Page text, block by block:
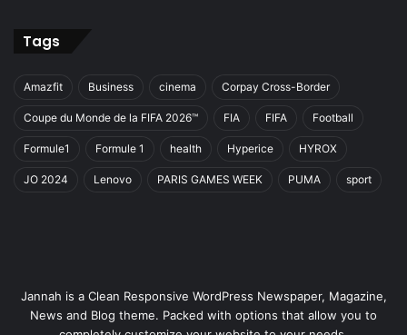
Tags
Amazfit Business cinema Corpay Cross-Border
Coupe du Monde de la FIFA 2026™ FIA FIFA Football
Formule1 Formule 1 health Hyperice HYROX
JO 2024 Lenovo PARIS GAMES WEEK PUMA sport
Jannah is a Clean Responsive WordPress Newspaper, Magazine,
News and Blog theme. Packed with options that allow you to